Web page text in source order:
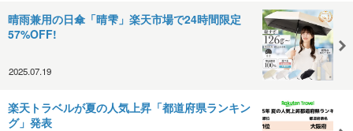
晴雨兼用の日傘「晴雫」楽天市場で24時間限定
57%OFF!
2025.07.19
楽天トラベルが夏の人気上昇「都道府県ランキン
グ」発表